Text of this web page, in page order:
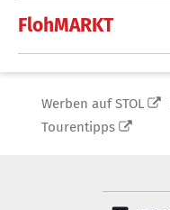
FlohMARKT
Werben auf STOL
Tourentipps